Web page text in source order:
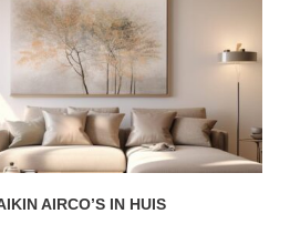
AIRCO’S IN HUIS